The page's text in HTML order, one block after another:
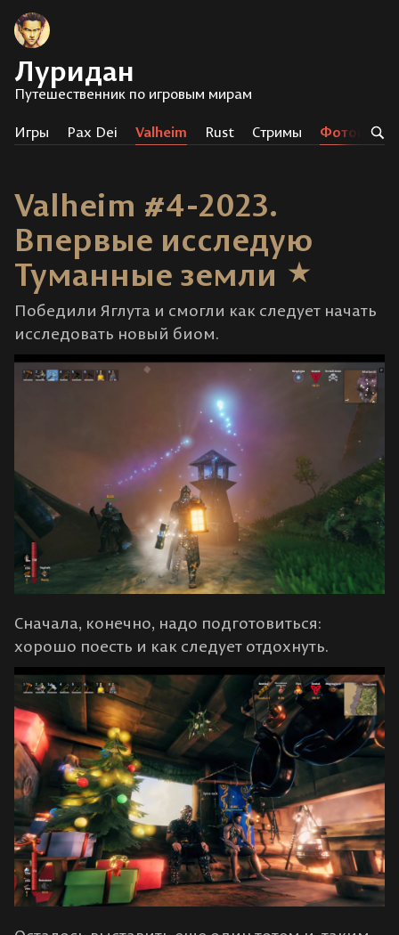
Луридан
Путешественник по игровым мирам
Игры Pax Dei Valheim Rust Стримы
Valheim #4-2023.
Впервые исследую
Туманные земли
Победили Яглута и смогли как следует начать
исследовать новый биом.
Сначала, конечно, надо подготовиться:
хорошо поесть и как следует отдохнуть.